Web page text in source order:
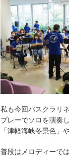
私も今回バスクラリ
プレーでソロを演奏
「津軽海峡冬景色」
普段はメロディーで